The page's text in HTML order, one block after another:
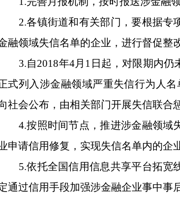
2.各镇街道和有关部门，要根据专
融领域失信名单的企业，进行督促整改
3.自2018年4月1日起，对限期内
式列入涉金融领域严重失信行为人名
社会公布，由相关部门开展失信联合
4.按照时间节点，推进涉金融领域
申请信用修复，实现失信名单内的企
5.依托全国信用信息共享平台拓宽
通过信用手段加强涉金融企业事中事